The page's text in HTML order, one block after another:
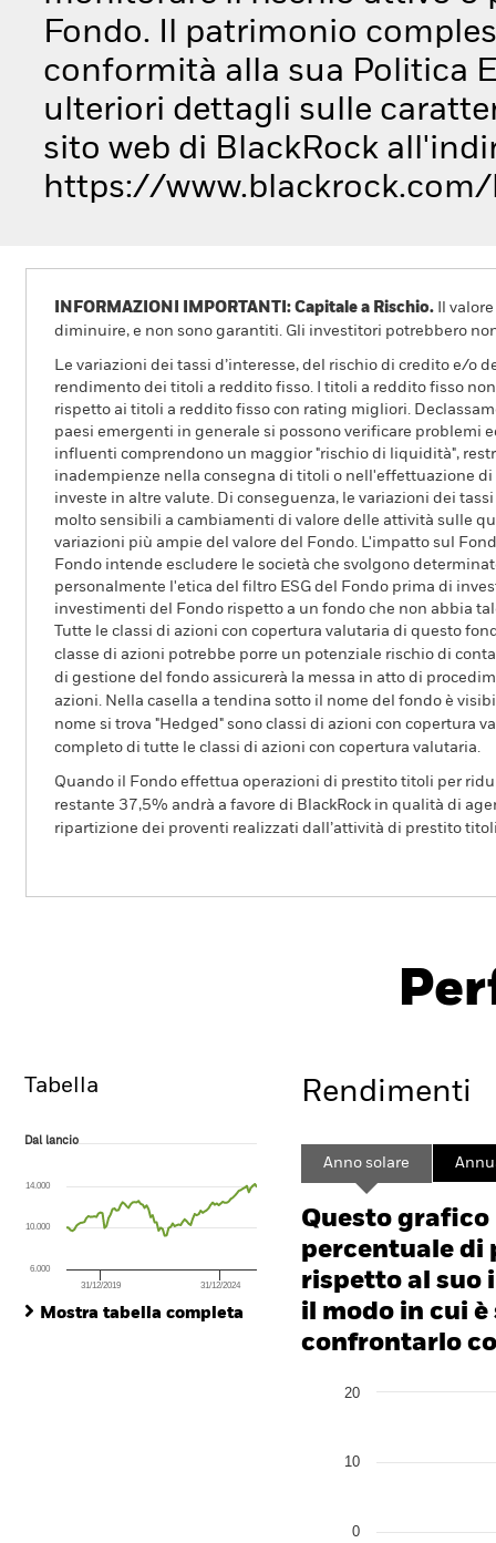
Fondo. Il patrimonio
conformità alla sua Politica
ulteriori dettagli sulle
sito web di BlackRock
https://www.blackrock.com/
INFORMAZIONI IMPORTANTI: Capitale a Rischio. Il
diminuire, e non sono garantiti. Gli investitori potrebbero
Le variazioni dei tassi d’interesse, del rischio di credito e/
rendimento dei titoli a reddito fisso. I titoli a reddito fisso
rispetto ai titoli a reddito fisso con rating migliori.
paesi emergenti in generale si possono verificare
influenti comprendono un maggior "rischio di liquidità",
inadempienze nella consegna di titoli o nell'effettuazione
investe in altre valute. Di conseguenza, le variazioni dei
molto sensibili a cambiamenti di valore delle attività sulle
variazioni più ampie del valore del Fondo. L'impatto sul
Fondo intende escludere le società che svolgono
personalmente l'etica del filtro ESG del Fondo prima di
investimenti del Fondo rispetto a un fondo che non abbia
Tutte le classi di azioni con copertura valutaria di questo
classe di azioni potrebbe porre un potenziale rischio di
di gestione del fondo assicurerà la messa in atto di
azioni. Nella casella a tendina sotto il nome del fondo è
nome si trova "Hedged" sono classi di azioni con copertura
completo di tutte le classi di azioni con copertura valutaria.
Quando il Fondo effettua operazioni di prestito titoli per
restante 37,5% andrà a favore di BlackRock in qualità di
ripartizione dei proventi realizzati dall’attività di prestito
Tabella
Dal lancio
The chart has 1 Y axis displaying values. Range: -40 to 80.
Dal lancio
31/12/2019 31/12/2024
6.000
10.000
14.000
Mostra tabella completa
Rendimenti
Anno solare
Questo
percentuale di
rispetto al suo
il modo in cui
confrontarlo
Bar chart with 2 data
0
10
20